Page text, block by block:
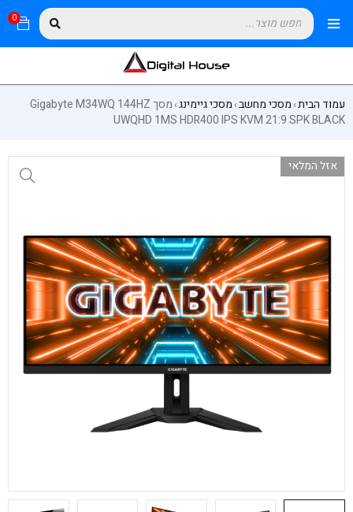
0
עמוד הבית›מסכי מחשב›מסכי גיימינג›
מסך Gigabyte M34WQ 144HZ
UWQHD 1MS HDR400 IPS KVM 21:9 SPK BLACK
אזל המלאי